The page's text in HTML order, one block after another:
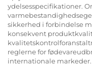
ydelsesspecifikationer.
sikkerhed i forbindelse
konsekvent
reglerne for
internationale markeder.